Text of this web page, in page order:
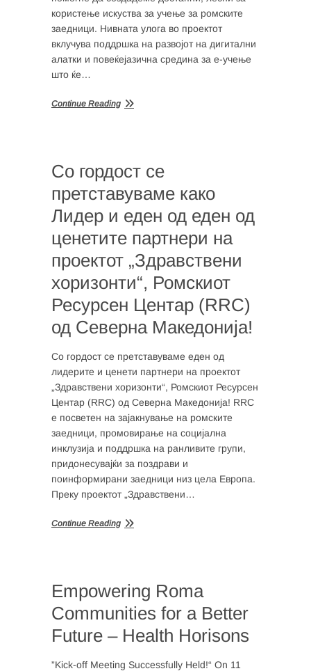
користење искуства за учење за ромските
заедници. Нивната улога во проектот
вклучува поддршка на развојот на дигитални
алатки и повеќејазична средина за е-учење
што ќе…
Continue Reading
Со гордост се
претставуваме како
Лидер и еден од еден од
ценетите партнери на
проектот „Здравствени
хоризонти“, Ромскиот
Ресурсен Центар (RRC)
од Северна Македонија!
Со гордост се претставуваме еден од
лидерите и ценети партнери на проектот
„Здравствени хоризонти“, Ромскиот Ресурсен
Центар (RRC) од Северна Македонија! RRC
е посветен на зајакнување на ромските
заедници, промовирање на социјална
инклузија и поддршка на ранливите групи,
придонесувајќи за поздрави и
поинформирани заедници низ цела Европа.
Преку проектот „Здравствени…
Continue Reading
Empowering Roma
Communities for a Better
Future – Health Horisons
”Kick-off Meeting Successfully Held!“ On 11